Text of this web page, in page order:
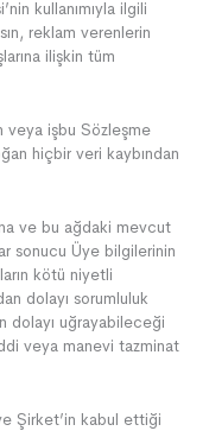
kullanımıyla ilgili
reklam verenlerin
ilişkin tüm
veya işbu Sözleşme
hiçbir veri kaybından
ve bu ağdaki mevcut
sonucu Üye bilgilerinin
kötü niyetli
dolayı sorumluluk
dolayı uğrayabileceği
veya manevi tazminat
Şirket’in kabul ettiği